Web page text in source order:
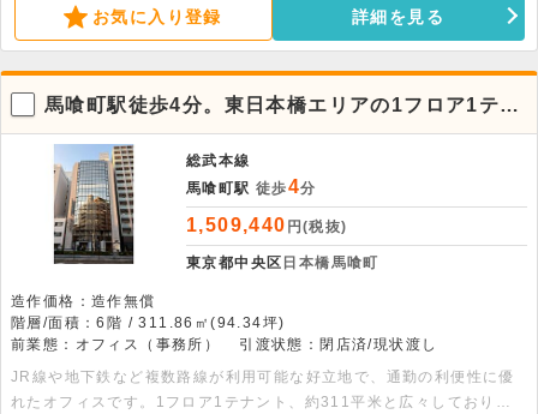
件です。詳細につきましてはぜひお問い合わせください。
お気に入り登録 詳細を見る
馬喰町駅徒歩4分。東日本橋エリアの1フロア1テナ
ント貸事務所
総武本線
馬喰町駅 徒歩4分
1,509,440 円(税抜)
東京都中央区 日本橋馬喰町
造作価格：造作無償
階層/面積：6階 / 311.86㎡(94.34坪)
前業態：オフィス（事務所）
引渡状態：閉店済/現状渡し
JR線や地下鉄など複数路線が利用可能な好立地で、通勤の利便性に優
れたオフィスです。1フロア1テナント、約311平米と広々しており自